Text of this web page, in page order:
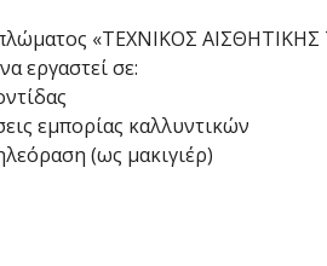
«ΤΕΧΝΙΚΟΣ
εργαστεί σε:
εμπορίας καλλυντικών
(ως μακιγιέρ)